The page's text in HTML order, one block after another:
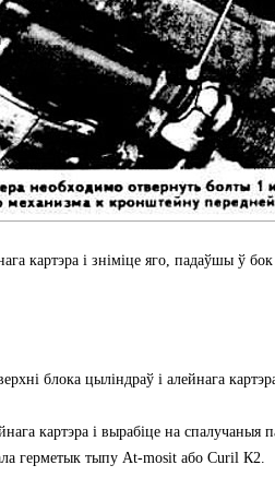
картэра і зніміце яго, падаўшы ў бок
блока цыліндраў і алейнага
картэра і вырабіце на спалучаныя
герметык тыпу At-mosit або Curil К2.